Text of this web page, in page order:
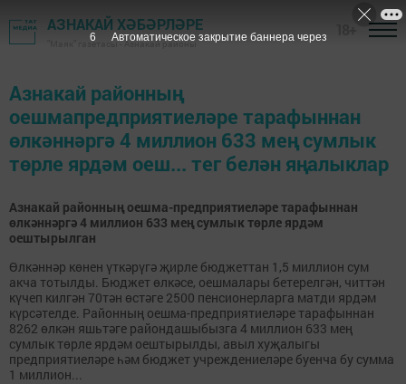
АЗНАКАЙ ХӘБӘРЛӘРЕ
"Маяк" газетасы - Азнакай районы
Азнакай районның
оешмапредприятиеләре тарафыннан
өлкәннәргә 4 миллион 633 мең сумлык
төрле ярдәм оеш... тег белән яңалыклар
Азнакай районның оешма-предприятиеләре тарафыннан
өлкәннәргә 4 миллион 633 мең сумлык төрле ярдәм
оештырылган
Өлкәннәр көнен үткәрүгә җирле бюджеттан 1,5 миллион сум
акча тотылды. Бюджет өлкәсе, оешмалары бетерелгән, читтән
күчеп килгән 70тән өстәге 2500 пенсионерларга матди ярдәм
күрсәтелде. Районның оешма-предприятиеләре тарафыннан
8262 өлкән яшьтәге райондашыбызга 4 миллион 633 мең
сумлык төрле ярдәм оештырылды, авыл хуҗалыгы
предприятиеләре һәм бюджет учреждениеләре буенча бу сумма
1 миллион...
6 Автоматическое закрытие баннера через